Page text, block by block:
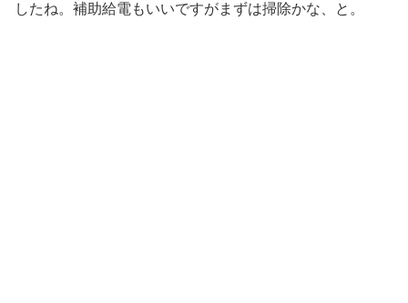
したね。補助給電もいいですがまずは掃除かな、と。